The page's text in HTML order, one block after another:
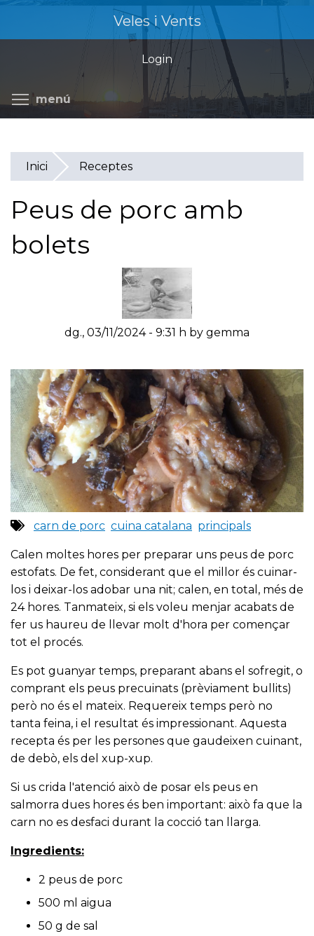
contingut
Veles i Vents
Login
menú Commuta la visibilitat del menú
Inici Receptes
Peus de porc amb
bolets
dg., 03/11/2024 - 9:31 h by gemma
carn de porc cuina catalana principals
Calen moltes hores per preparar uns peus de porc
estofats. De fet, considerant que el millor és cuinar-
los i deixar-los adobar una nit; calen, en total, més de
24 hores. Tanmateix, si els voleu menjar acabats de
fer us haureu de llevar molt d'hora per començar
tot el procés.
Es pot guanyar temps, preparant abans el sofregit, o
comprant els peus precuinats (prèviament bullits)
però no és el mateix. Requereix temps però no
tanta feina, i el resultat és impressionant. Aquesta
recepta és per les persones que gaudeixen cuinant,
de debò, els del xup-xup.
Si us crida l'atenció això de posar els peus en
salmorra dues hores és ben important: això fa que la
carn no es desfaci durant la cocció tan llarga.
Ingredients:
2 peus de porc
500 ml aigua
50 g de sal